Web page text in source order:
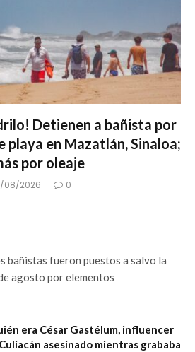
Detienen a bañista por
playa en Mazatlán, Sinaloa;
por oleaje
08/2026 0
bañistas fueron puestos a salvo la
agosto por elementos
era César Gastélum, influencer
asesinado mientras grababa